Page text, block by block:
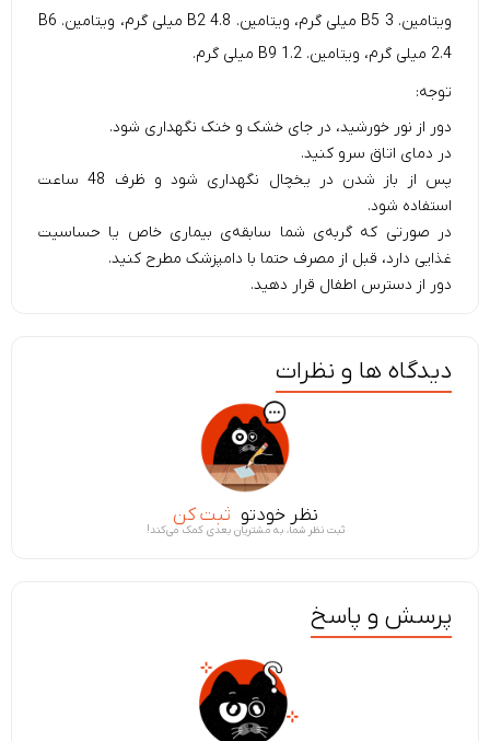
ویتامین. B5 3 میلی گرم، ویتامین. B2 4.8 میلی گرم، ویتامین. B6
2.4 میلی گرم، ویتامین. B9 1.2 میلی گرم.
توجه:
دور از نور خورشید، در جای خشک و خنک نگهداری شود.
در دمای اتاق سرو کنید.
پس از باز شدن در یخچال نگهداری شود و ظرف 48 ساعت
استفاده شود.
در صورتی که گربه‌ی شما سابقه‌ی بیماری خاص یا حساسیت
غذایی دارد، قبل از مصرف حتما با دامپزشک مطرح کنید.
دور از دسترس اطفال قرار دهید.
دیدگاه ها و نظرات
نظر خودتو ثبت کن
ثبت نظر شما، به مشتریان بعدی کمک می‌کند!
پرسش و پاسخ